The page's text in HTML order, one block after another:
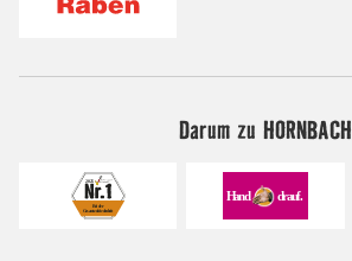
Darum zu HORNBACH